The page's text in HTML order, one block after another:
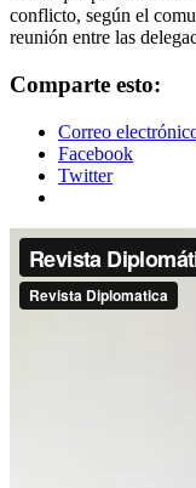
conflicto, según el
reunión entre las
Comparte esto:
Correo
Facebook
Twitter